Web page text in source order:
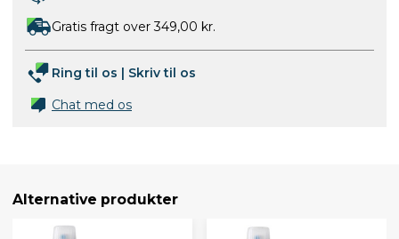
Gratis fragt over 349,00 kr.
Ring til os | Skriv til os
Chat med os
Alternative produkter